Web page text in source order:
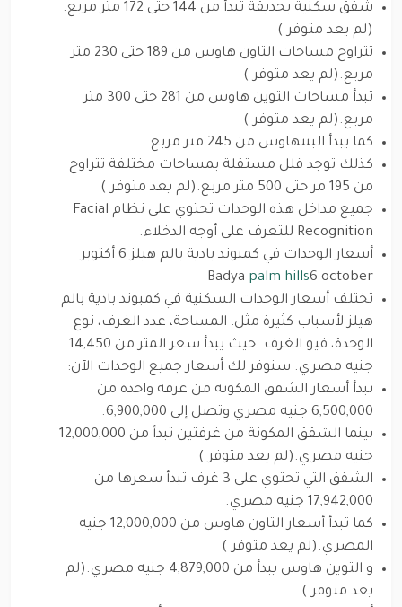
شقق سكنية بحديقة تبدأ من 144 حتى 172 متر مربع.
(لم يعد متوفر )
تتراوح مساحات التاون هاوس من 189 حتى 230 متر
مربع.(لم يعد متوفر )
تبدأ مساحات التوين هاوس من 281 حتى 300 متر
مربع.(لم يعد متوفر )
كما يبدأ البنتهاوس من 245 متر مربع.
كذلك توجد قلل مستقلة بمساحات مختلفة تتراوح
من 195 مر حتى 500 متر مربع.(لم يعد متوفر )
جميع مداخل هذه الوحدات تحتوي على نظام Facial
Recognition للتعرف على أوجه الدخلاء.
أسعار الوحدات في كمبوند بادية بالم هيلز 6 أكتوبر
Badya palm hills6 october
تختلف أسعار الوحدات السكنية في كمبوند بادية بالم
هيلز لأسباب كثيرة مثل: المساحة، عدد الغرف، نوع
الوحدة، فيو الغرف. حيث يبدأ سعر المتر من 14,450
جنيه مصري. سنوفر لك أسعار جميع الوحدات الآن:
تبدأ أسعار الشقق المكونة من غرفة واحدة من
6,500,000 جنيه مصري وتصل إلى 6,900,000.
بينما الشقق المكونة من غرفتين تبدأ من 12,000,000
جنيه مصري.(لم يعد متوفر )
الشقق التي تحتوي على 3 غرف تبدأ سعرها من
17,942,000 جنيه مصري.
كما تبدأ أسعار التاون هاوس من 12,000,000 جنيه
المصري.(لم يعد متوفر )
و التوين هاوس يبدأ من 4,879,000 جنيه مصري.(لم
يعد متوفر )